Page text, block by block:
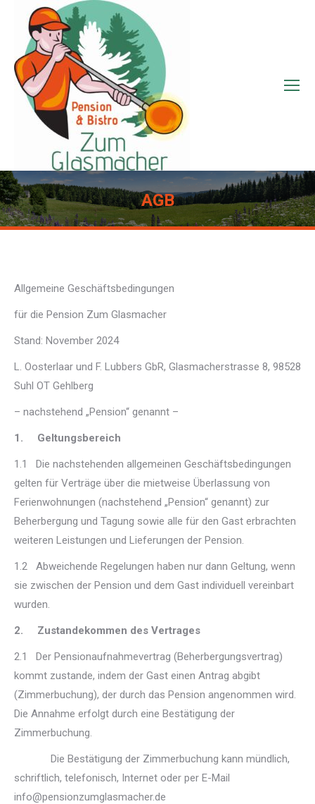
AGB
Sie befinden sich hier:
Allgemeine Geschäftsbedingungen
für die Pension Zum Glasmacher
Stand: November 2024
L. Oosterlaar und F. Lubbers GbR, Glasmacherstrasse 8, 98528
Suhl OT Gehlberg
– nachstehend „Pension“ genannt –
1. Geltungsbereich
1.1 Die nachstehenden allgemeinen Geschäftsbedingungen
gelten für Verträge über die mietweise Überlassung von
Ferienwohnungen (nachstehend „Pension“ genannt) zur
Beherbergung und Tagung sowie alle für den Gast erbrachten
weiteren Leistungen und Lieferungen der Pension.
1.2 Abweichende Regelungen haben nur dann Geltung, wenn
sie zwischen der Pension und dem Gast individuell vereinbart
wurden.
2. Zustandekommen des Vertrages
2.1 Der Pensionaufnahmevertrag (Beherbergungsvertrag)
kommt zustande, indem der Gast einen Antrag abgibt
(Zimmerbuchung), der durch das Pension angenommen wird.
Die Annahme erfolgt durch eine Bestätigung der
Zimmerbuchung.
Die Bestätigung der Zimmerbuchung kann mündlich,
schriftlich, telefonisch, Internet oder per E-Mail
info@pensionzumglasmacher.de